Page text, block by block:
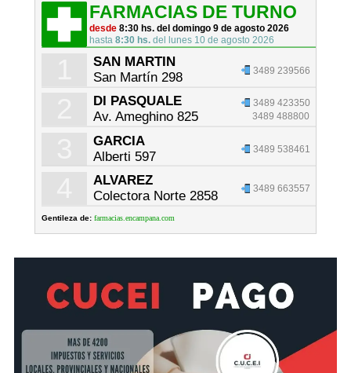
FARMACIAS DE TURNO
desde8:30 hs. del domingo 9 de agosto 2026
hasta8:30 hs. del lunes 10 de agosto 2026
SAN MARTIN
San Martín 298
3489 239566
DI PASQUALE
Av. Ameghino 825
3489 423350
3489 488800
GARCIA
Alberti 597
3489 538461
ALVAREZ
Colectora Norte 2858
3489 663557
Gentileza de: farmacias.encampana.com